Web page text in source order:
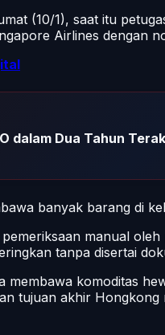
(10/1), saat itu
Airlines dengan
dalam Dua Tahun
banyak barang di
manual
tanpa disertai
komoditas
tujuan akhir